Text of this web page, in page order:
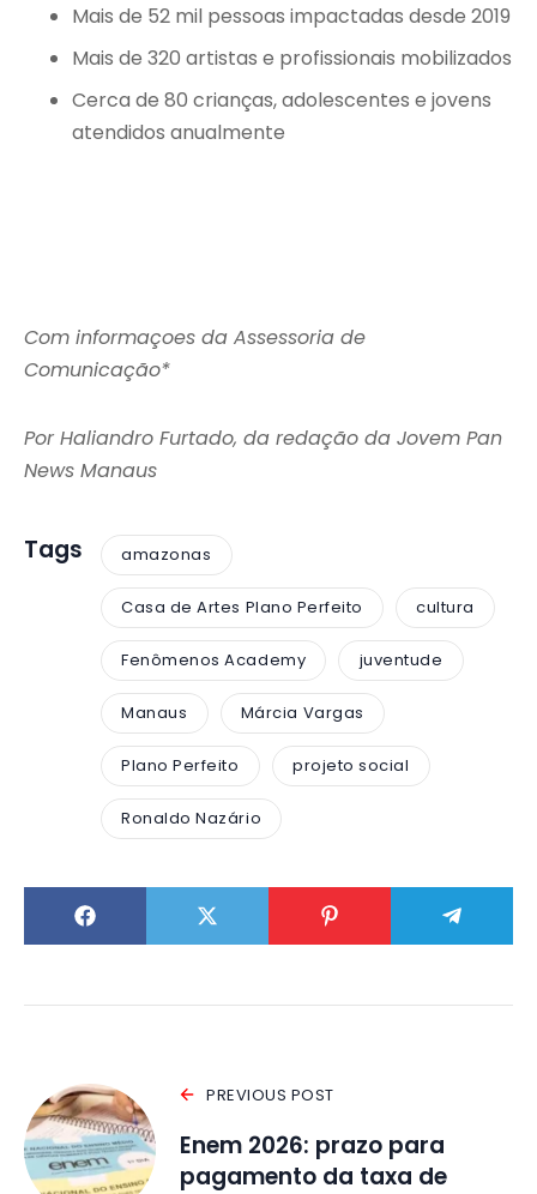
Mais de 52 mil pessoas impactadas desde 2019
Mais de 320 artistas e profissionais mobilizados
Cerca de 80 crianças, adolescentes e jovens
atendidos anualmente
Com informaçoes da Assessoria de
Comunicação*
Por Haliandro Furtado, da redação da Jovem Pan
News Manaus
Tags amazonas
Casa de Artes Plano Perfeito cultura
Fenômenos Academy juventude
Manaus Márcia Vargas
Plano Perfeito projeto social
Ronaldo Nazário
PREVIOUS POST
Enem 2026: prazo para
pagamento da taxa de